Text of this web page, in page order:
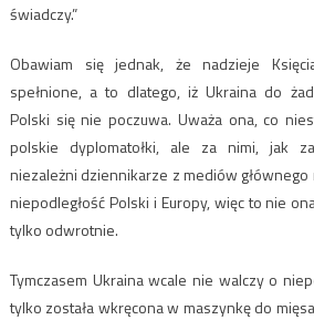
świadczy.”
Obawiam się jednak, że nadzieje
spełnione, a to dlatego, iż Ukraina do
Polski się nie poczuwa. Uważa ona, co
polskie dyplomatołki, ale za nimi, jak
niezależni dziennikarze z mediów głównego
niepodległość Polski i Europy, więc to nie
tylko odwrotnie.
Tymczasem Ukraina wcale nie walczy o
tylko została wkręcona w maszynkę do